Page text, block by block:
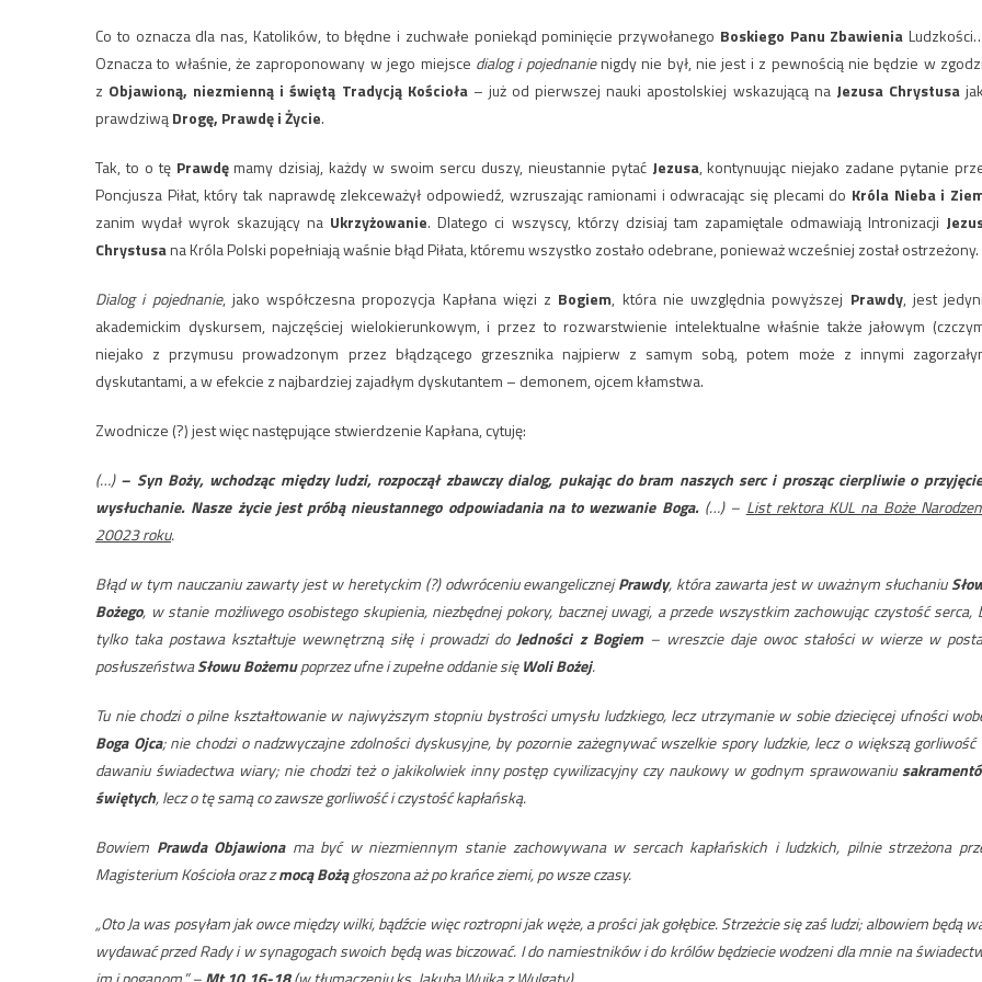
Co to oznacza dla nas, Katolików, to błędne i zuchwałe poniekąd pominięcie przywołanego Boskiego Panu Zbawienia
Oznacza to właśnie, że zaproponowany w jego miejsce dialog i pojednanienigdy nie był, nie jest i z pewnością nie będzie w
z Objawioną, niezmienną i świętą Tradycją Kościoła – już od pierwszej nauki apostolskiej wskazującą na Jezusa Chrystusa
prawdziwąDrogę, Prawdę i Życie.
Tak, to o tę Prawdęmamy dzisiaj, każdy w swoim sercu duszy, nieustannie pytać Jezusa, kontynuując niejako zadane pytanie
Poncjusza Piłat, który tak naprawdę zlekceważył odpowiedź, wzruszając ramionami i odwracając się plecami do Króla Nieba i
zanim wydał wyrok skazujący na Ukrzyżowanie. Dlatego ci wszyscy, którzy dzisiaj tam zapamiętale odmawiają Intronizacji
Chrystusana Króla Polski popełniają waśnie błąd Piłata, któremu wszystko zostało odebrane, ponieważ wcześniej został ostrzeżony.
Dialog i pojednanie, jako współczesna propozycja Kapłana więzi z Bogiem, która nie uwzględnia powyższej Prawdy, jest
akademickim dyskursem, najczęściej wielokierunkowym, i przez to rozwarstwienie intelektualne właśnie także jałowym
niejako z przymusu prowadzonym przez błądzącego grzesznika najpierw z samym sobą, potem może z innymi
dyskutantami, a w efekcie z najbardziej zajadłym dyskutantem – demonem, ojcem kłamstwa.
Zwodnicze (?) jest więc następujące stwierdzenie Kapłana, cytuję:
(…)– Syn Boży, wchodząc między ludzi, rozpoczął zbawczy dialog, pukając do bram naszych serc i prosząc cierpliwie o
wysłuchanie. Nasze życie jest próbą nieustannego odpowiadania na to wezwanie Boga. (…) – List rektora KUL na Boże
20023 roku.
Błąd w tym nauczaniu zawarty jest w heretyckim (?) odwróceniu ewangelicznejPrawdy, która zawarta jest w uważnym słuchaniu
Bożego, w stanie możliwego osobistego skupienia, niezbędnej pokory, bacznej uwagi, a przede wszystkim zachowując czystość serca,
tylko taka postawa kształtuje wewnętrzną siłę i prowadzi doJedności z Bogiem– wreszcie daje owoc stałości w wierze w
posłuszeństwaSłowu Bożemupoprzez ufne i zupełne oddanie sięWoli Bożej.
Tu nie chodzi o pilne kształtowanie w najwyższym stopniu bystrości umysłu ludzkiego, lecz utrzymanie w sobie dziecięcej ufności
Boga Ojca; nie chodzi o nadzwyczajne zdolności dyskusyjne, by pozornie zażegnywać wszelkie spory ludzkie, lecz o większą
dawaniu świadectwa wiary; nie chodzi też o jakikolwiek inny postęp cywilizacyjny czy naukowy w godnym sprawowaniu
świętych, lecz o tę samą co zawsze gorliwość i czystość kapłańską.
Bowiem Prawda Objawionama być w niezmiennym stanie zachowywana w sercach kapłańskich i ludzkich, pilnie strzeżona
Magisterium Kościoła oraz zmocą Bożągłoszona aż po krańce ziemi, po wsze czasy.
„Oto Ja was posyłam jak owce między wilki, bądźcie więc roztropni jak węże, a prości jak gołębice. Strzeżcie się zaś ludzi; albowiem będą
wydawać przed Rady i w synagogach swoich będą was biczować. I do namiestników i do królów będziecie wodzeni dla mnie na